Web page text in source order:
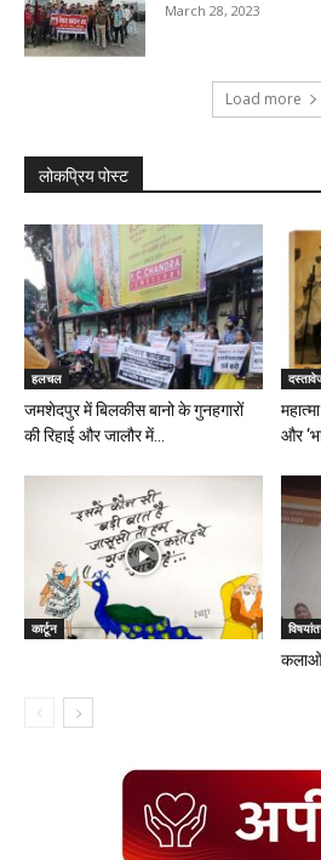
March 28, 2023
Load more
लोकप्रिय पोस्ट
हलचल
जमशेदपुर में बिलकीस बानो के गुनहगारों
की रिहाई और जालौर में...
और
कार्टून
कलाओं